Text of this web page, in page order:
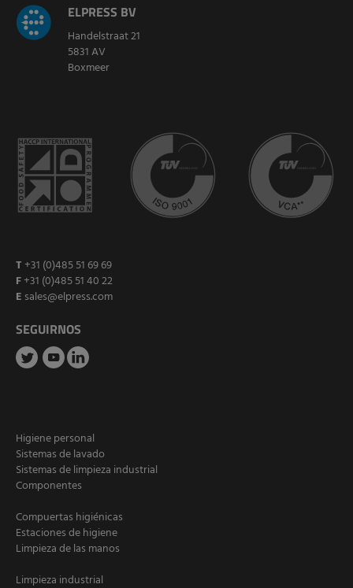
ELPRESS BV
Handelstraat 21
5831 AV
Boxmeer
T +31 (0)485 51 69 69
F+31 (0)485 51 40 22
E sales@elpress.com
SEGUIRNOS
Higiene personal
Sistemas de lavado
Sistemas de limpieza industrial
Componentes
Compuertas higiénicas
Estaciones de higiene
Limpieza de las manos
Limpieza industrial